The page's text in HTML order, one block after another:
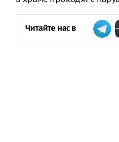
Читайте нас в